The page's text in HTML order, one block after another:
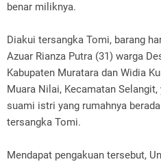
benar miliknya.
Diakui tersangka Tomi, barang
Azuar Rianza Putra (31) warga
Kabupaten Muratara dan Widia
Muara Nilai, Kecamatan
suami istri yang rumahnya
tersangka Tomi.
Mendapat pengakuan tersebut,